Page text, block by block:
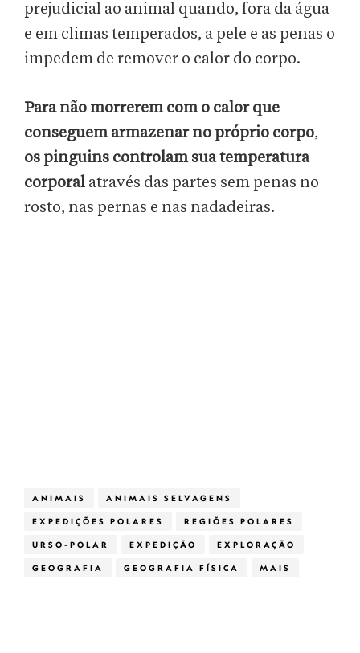
prejudicial ao animal quando, fora da água
e em climas temperados, a pele e as penas o
impedem de remover o calor do corpo.
Para não morrerem com o calor que
conseguem armazenar no próprio corpo,
os pinguins controlam sua temperatura
corporal através das partes sem penas no
rosto, nas pernas e nas nadadeiras.
ANIMAIS ANIMAIS SELVAGENS
EXPEDIÇÕES POLARES REGIÕES POLARES
URSO-POLAR EXPEDIÇÃO EXPLORAÇÃO
GEOGRAFIA GEOGRAFIA FÍSICA MAIS